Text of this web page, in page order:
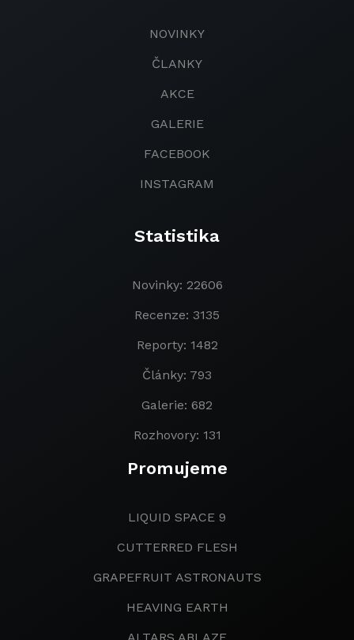
NOVINKY
ČLANKY
AKCE
GALERIE
FACEBOOK
INSTAGRAM
Statistika
Novinky: 22606
Recenze: 3135
Reporty: 1482
Články: 793
Galerie: 682
Rozhovory: 131
Promujeme
LIQUID SPACE 9
CUTTERRED FLESH
GRAPEFRUIT ASTRONAUTS
HEAVING EARTH